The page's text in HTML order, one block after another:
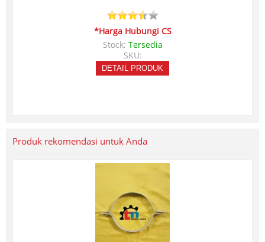
*Harga Hubungi CS
Stock: Tersedia
SKU:
DETAIL PRODUK
Produk rekomendasi untuk Anda